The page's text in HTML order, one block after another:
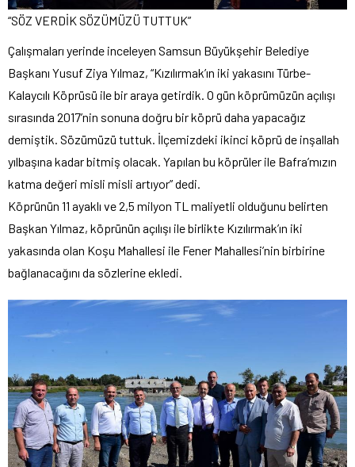
“SÖZ VERDİK SÖZÜMÜZÜ TUTTUK”
Çalışmaları yerinde inceleyen Samsun Büyükşehir Belediye
Başkanı Yusuf Ziya Yılmaz, “Kızılırmak’ın iki yakasını Türbe-
Kalaycılı Köprüsü ile bir araya getirdik. O gün köprümüzün açılışı
sırasında 2017’nin sonuna doğru bir köprü daha yapacağız
demiştik. Sözümüzü tuttuk. İlçemizdeki ikinci köprü de inşallah
yılbaşına kadar bitmiş olacak. Yapılan bu köprüler ile Bafra’mızın
katma değeri misli misli artıyor” dedi.
Köprünün 11 ayaklı ve 2,5 milyon TL maliyetli olduğunu belirten
Başkan Yılmaz, köprünün açılışı ile birlikte Kızılırmak’ın iki
yakasında olan Koşu Mahallesi ile Fener Mahallesi’nin birbirine
bağlanacağını da sözlerine ekledi.